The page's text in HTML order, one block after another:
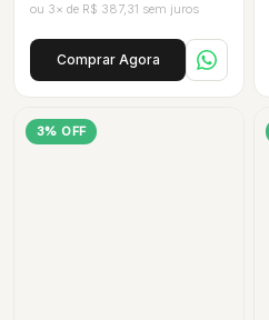
ou 3× de R$ 387,31 sem juros
Comprar Agora
3% OFF